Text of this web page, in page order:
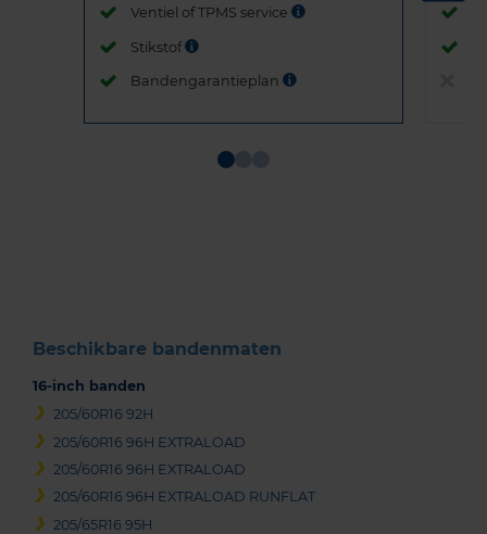
Ventiel of TPMS service
Stikstof
Bandengarantieplan
Beschikbare bandenmaten
16-inch banden
205/60R16 92H
205/60R16 96H EXTRALOAD
205/60R16 96H EXTRALOAD
205/60R16 96H EXTRALOAD RUNFLAT
205/65R16 95H